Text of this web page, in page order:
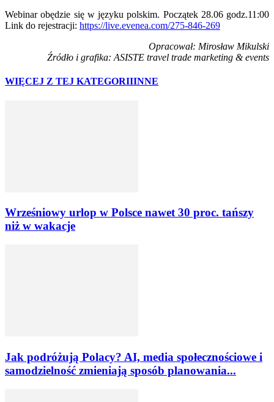
Webinar obędzie się w języku polskim. Początek 28.06 godz.11:00
Link do rejestracji: https://live.evenea.com/275-846-269
Opracował: Mirosław Mikulski
Źródło i grafika: ASISTE travel trade marketing & events
WIĘCEJ Z TEJ KATEGORIIINNE
Wrześniowy urlop w Polsce nawet 30 proc. tańszy
niż w wakacje
Jak podróżują Polacy? AI, media społecznościowe i
samodzielność zmieniają sposób planowania...